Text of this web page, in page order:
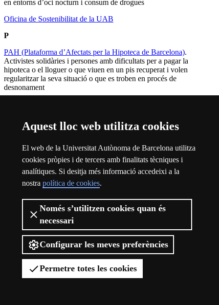
Aquest lloc web utilitza cookies
El web de la Universitat Autònoma de Barcelona utilitza
cookies pròpies i de tercers amb finalitats tècniques i
analítiques. Si desitja més informació accedeixi a la
nostra política de cookies.
Només s’utilitzen cookies quan és
necessari
Configurar les meves preferències
Permetre totes les cookies
en entorns d’oci nocturn i consum de drogues
Oficina de Sostenibilitat de la UAB
P
PAH (Plataforma d’Afectats per la Hipoteca de Barcelona).
Activistes solidàries i persones amb dificultats per a pagar la
hipoteca o el lloguer o que viuen en un pis recuperat i volen
regularitzar la seva situació o que es troben en procés de
desnonament
Parc Natural dels Aiguamolls de l'Empordà
Parc de les Olors
Parc Salut Hospital del Mar
Parc de la Sèquia (Manresa)
Plataforma Cel Net. Plataforma formada per persones dels pobles
veïns del complex petroquímic de la vall del Francolí, al Camp de
Tarragona
Plataforma d’Entitats de Roquetes (Centre Ton i Guida)
cultural del barri de Roquetes, creat per a col·laborar en la
transformació de l’entorn i per a millorar, amb la participació i la
cultura, la qualitat de vida dels ciutadans